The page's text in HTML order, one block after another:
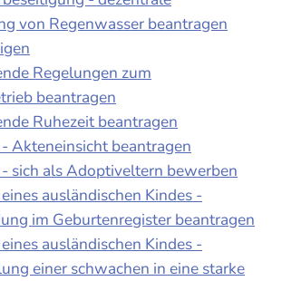
von Regenwasser beantragen
Regelungen zum
beantragen
Ruhezeit beantragen
Akteneinsicht beantragen
sich als Adoptiveltern bewerben
ausländischen Kindes -
im Geburtenregister beantragen
ausländischen Kindes -
einer schwachen in eine starke